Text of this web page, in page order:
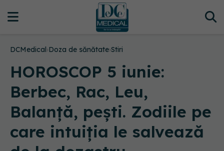
DCMedical›Doza de sănătate›Stiri
HOROSCOP 5 iunie:
Berbec, Rac, Leu,
Balanță, pești. Zodiile pe
care intuiția le salvează